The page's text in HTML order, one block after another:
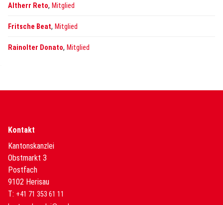
Altherr Reto, Mitglied
Fritsche Beat, Mitglied
Rainolter Donato, Mitglied
Kontakt
Kantonskanzlei
Obstmarkt 3
Postfach
9102 Herisau
T: +41 71 353 61 11